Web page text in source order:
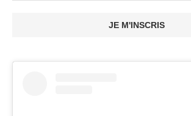
JE M'INSCRIS